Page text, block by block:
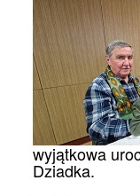
wyjątkowa
Dziadka.